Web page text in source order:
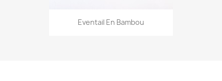
Eventail En Bambou